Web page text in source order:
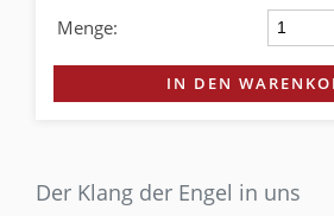
Menge:
IN DEN
Der Klang der Engel in uns